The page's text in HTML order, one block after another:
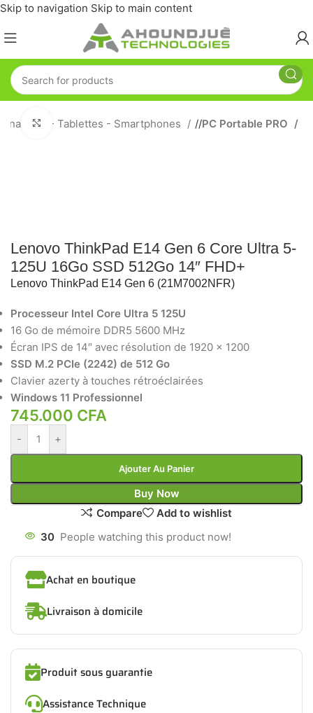
Skip to navigation Skip to main content
- Tablettes - Smartphones / PC Portable PRO
Click to enlarge
Lenovo ThinkPad E14 Gen 6 Core Ultra 5-
125U 16Go SSD 512Go 14″ FHD+
Lenovo ThinkPad E14 Gen 6 (21M7002NFR)
Processeur Intel Core Ultra 5 125U
16 Go de mémoire DDR5 5600 MHz
Écran IPS de 14″ avec résolution de 1920 x 1200
SSD M.2 PCIe (2242) de 512 Go
Clavier azerty à touches rétroéclairées
Windows 11 Professionnel
745.000 CFA
- +
Ajouter Au Panier
Buy Now
Compare
Add to wishlist
30 People watching this product now!
Achat en boutique
Livraison à domicile
Produit sous guarantie
Assistance Technique